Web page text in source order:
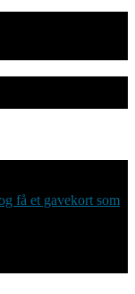
få et gavekort som